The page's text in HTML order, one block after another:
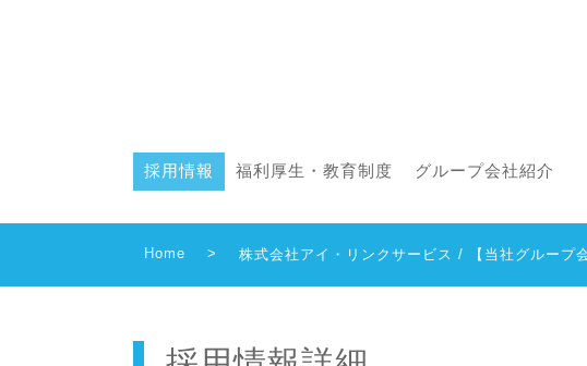
採用情報 福利厚生・教育制度 グループ会社紹介
Home > 株式会社アイ・リンクサービス / 【当社グループ